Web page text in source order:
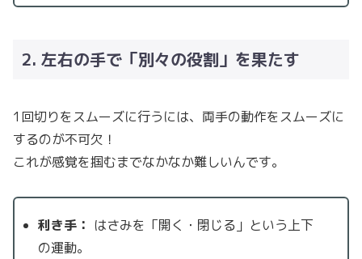
2. 左右の手で「別々の役割」を果たす
1回切りをスムーズに行うには、両手の動作をスムーズに
するのが不可欠！
これが感覚を掴むまでなかなか難しいんです。
利き手： はさみを「開く・閉じる」という上下
の運動。